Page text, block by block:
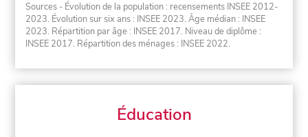
Sources - Évolution de la population : recensements INSEE 2012-
2023. Évolution sur six ans : INSEE 2023. Âge médian : INSEE
2023. Répartition par âge : INSEE 2017. Niveau de diplôme :
INSEE 2017. Répartition des ménages : INSEE 2022.
Éducation